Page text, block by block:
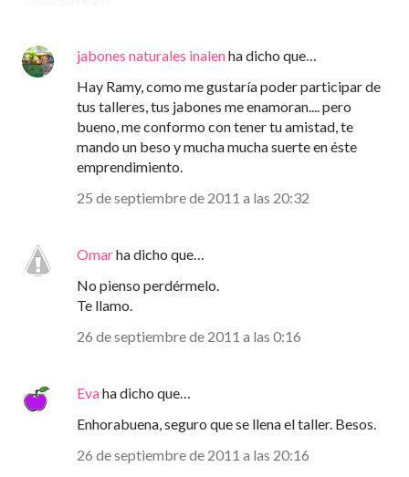
jabones naturales inalenha dicho que…
Hay Ramy, como me gustaría poder participar de
tus talleres, tus jabones me enamoran.... pero
bueno, me conformo con tener tu amistad, te
mando un beso y mucha mucha suerte en éste
emprendimiento.
25 de septiembre de 2011 a las 20:32
Omarha dicho que…
No pienso perdérmelo.
Te llamo.
26 de septiembre de 2011 a las 0:16
Evaha dicho que…
Enhorabuena, seguro que se llena el taller. Besos.
26 de septiembre de 2011 a las 20:16